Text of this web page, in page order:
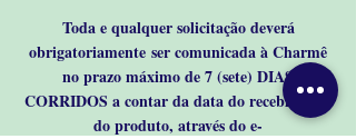
Toda e qualquer solicitação deverá
obrigatoriamente ser comunicada à Charmê
no prazo máximo de 7 (sete) DIAS
CORRIDOS a contar da data do recebimento
do produto, através do e-